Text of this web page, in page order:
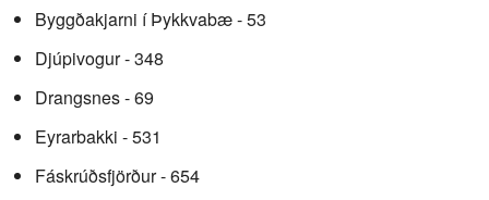
Byggðakjarni í Þykkvabæ - 53
Djúpivogur - 348
Drangsnes - 69
Eyrarbakki - 531
Fáskrúðsfjörður - 654